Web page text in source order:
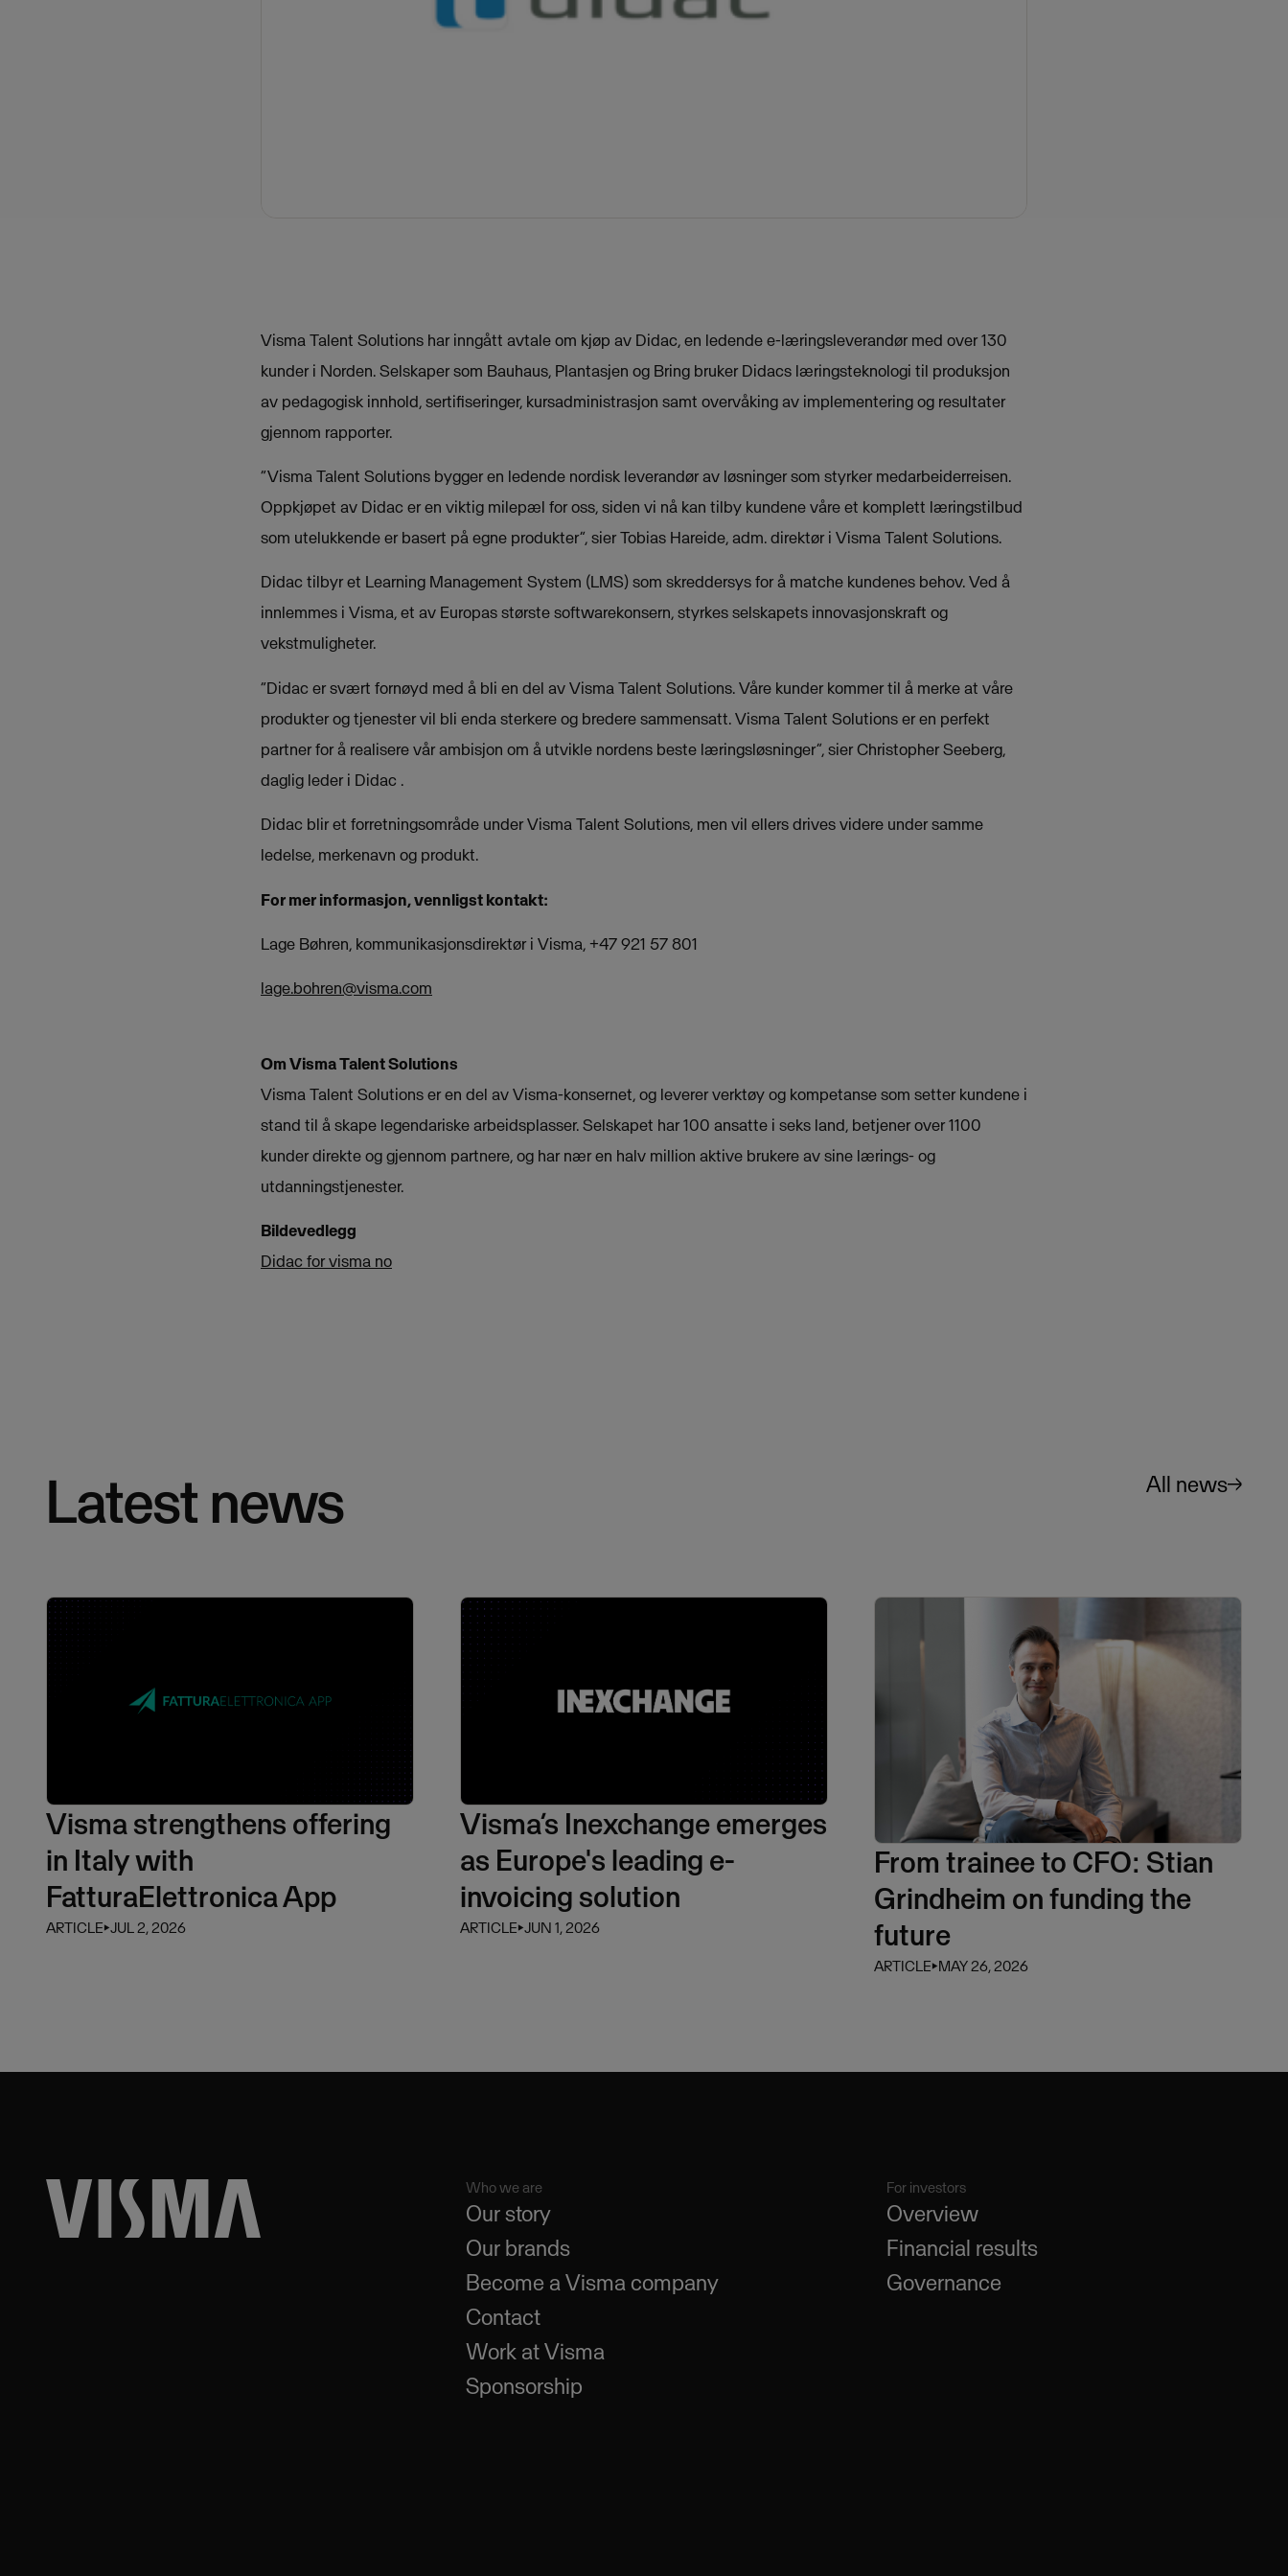
Visma Talent Solutions har inngått avtale om kjøp av Didac, en ledende e-læringsleverandør med over 130
kunder i Norden. Selskaper som Bauhaus, Plantasjen og Bring bruker Didacs læringsteknologi til produksjon
av pedagogisk innhold, sertifiseringer, kursadministrasjon samt overvåking av implementering og resultater
gjennom rapporter.
“Visma Talent Solutions bygger en ledende nordisk leverandør av løsninger som styrker medarbeiderreisen.
Oppkjøpet av Didac er en viktig milepæl for oss, siden vi nå kan tilby kundene våre et komplett læringstilbud
som utelukkende er basert på egne produkter”, sier Tobias Hareide, adm. direktør i Visma Talent Solutions.
Didac tilbyr et Learning Management System (LMS) som skreddersys for å matche kundenes behov. Ved å
innlemmes i Visma, et av Europas største softwarekonsern, styrkes selskapets innovasjonskraft og
vekstmuligheter.
“Didac er svært fornøyd med å bli en del av Visma Talent Solutions. Våre kunder kommer til å merke at våre
produkter og tjenester vil bli enda sterkere og bredere sammensatt. Visma Talent Solutions er en perfekt
partner for å realisere vår ambisjon om å utvikle nordens beste læringsløsninger”, sier Christopher Seeberg,
daglig leder i Didac .
Didac blir et forretningsområde under Visma Talent Solutions, men vil ellers drives videre under samme
ledelse, merkenavn og produkt.
For mer informasjon, vennligst kontakt:
Lage Bøhren, kommunikasjonsdirektør i Visma, +47 921 57 801
lage.bohren@visma.com
Om Visma Talent Solutions
Visma Talent Solutions er en del av Visma-konsernet, og leverer verktøy og kompetanse som setter kundene i
stand til å skape legendariske arbeidsplasser. Selskapet har 100 ansatte i seks land, betjener over 1100
kunder direkte og gjennom partnere, og har nær en halv million aktive brukere av sine lærings- og
utdanningstjenester.
Bildevedlegg
Didac for visma no
Latest news All news
Visma strengthens offering
in Italy with
FatturaElettronica App
ARTICLE⏵JUL 2, 2026
Visma’s Inexchange emerges
as Europe's leading e-
invoicing solution
ARTICLE⏵JUN 1, 2026
From trainee to CFO: Stian
Grindheim on funding the
future
ARTICLE⏵MAY 26, 2026
Who we are
Our story
Our brands
Become a Visma company
Contact
Work at Visma
Sponsorship
For investors
Overview
Financial results
Governance